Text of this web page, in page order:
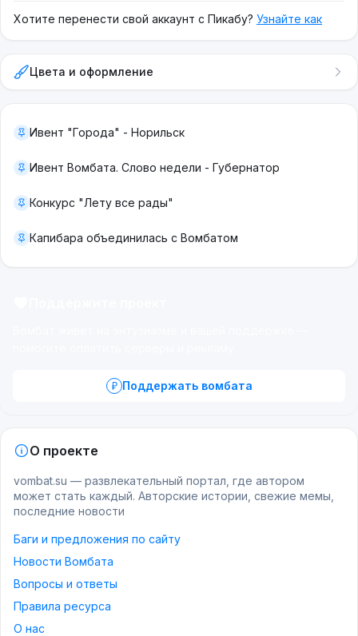
Хотите перенести свой аккаунт с Пикабу? Узнайте как
Цвета и оформление
Ивент "Города" - Норильск
Ивент Вомбата. Слово недели - Губернатор
Конкурс "Лету все рады"
Капибара объединилась с Вомбатом
Поддержать вомбата
О проекте
vombat.su — развлекательный портал, где автором
может стать каждый. Авторские истории, свежие мемы,
последние новости
Баги и предложения по сайту
Новости Вомбата
Вопросы и ответы
Правила ресурса
О нас